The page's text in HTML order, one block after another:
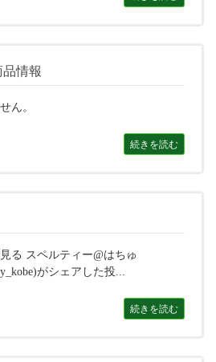
情報
ん。
続きを読む
る スペルティー@はちゅ
がシェアした投...
続きを読む